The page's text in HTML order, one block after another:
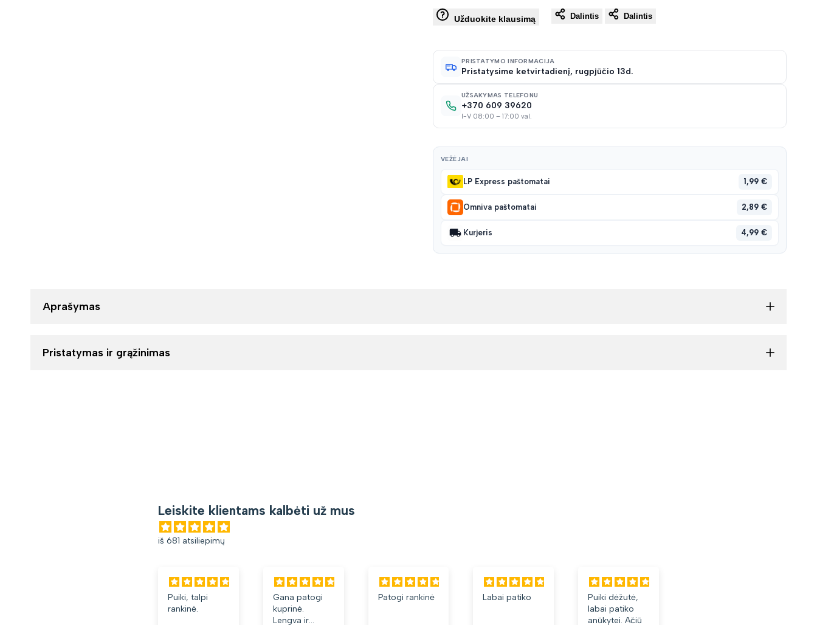
norų
sąrašą
Užduokite klausimą Dalintis Dalintis
PRISTATYMO INFORMACIJA
Pristatysime ketvirtadienį, rugpjūčio 13d.
UŽSAKYMAS TELEFONU
+370 609 39620
I-V 08:00 – 17:00 val.
VEŽĖJAI
LP Express paštomatai 1,99 €
Omniva paštomatai 2,89 €
Kurjeris 4,99 €
Aprašymas
Pristatymas ir grąžinimas
Leiskite klientams kalbėti už mus
iš 681 atsiliepimų
Puiki, talpi
rankinė.
Gana patogi
kuprinė.
Lengva ir
Patogi rankinė Labai patiko
Puiki dėžutė,
labai patiko
anūkytei. Ačiū